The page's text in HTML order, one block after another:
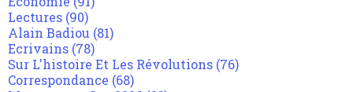
Lectures (90)
Alain Badiou (81)
Ecrivains (78)
Sur L'histoire Et Les Révolutions (76)
Correspondance (68)